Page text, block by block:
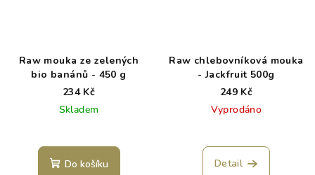
Raw mouka ze zelených
bio banánů - 450 g
234 Kč
Skladem
hodnocení
produktu
Do košíku
Raw chlebovníková mouka
- Jackfruit 500g
249 Kč
Vyprodáno
Detail